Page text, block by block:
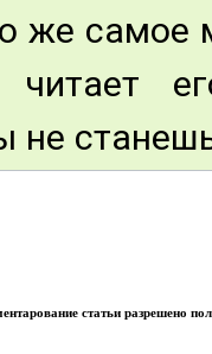
же самое
читает
не
статьи разрешено